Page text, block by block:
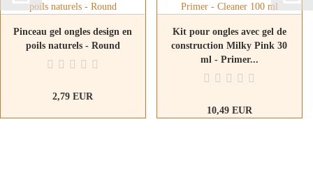
Pinceau gel ongles design en
poils naturels - Round
2,79 EUR
Kit pour ongles avec gel de
construction Milky Pink 30
ml - Primer...
10,49 EUR